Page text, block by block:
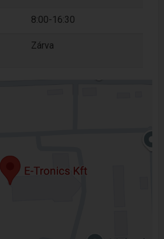
8:00-16:30
Zárva